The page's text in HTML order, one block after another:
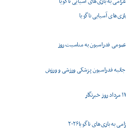
آسیایی ناگویا
فدراسیون به مناسبت روز
جانبه فدراسیون پزشکی ورزشی و ورزش
به بازی‌های ناگویا۲۰۲۶